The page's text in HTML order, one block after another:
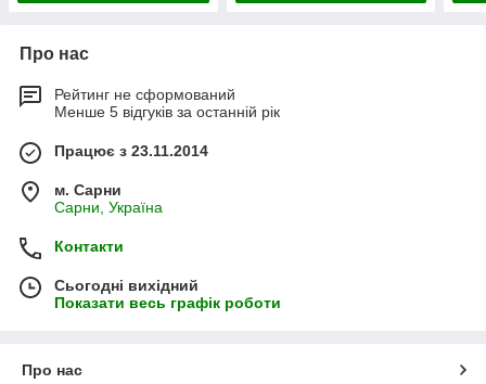
Про нас
Рейтинг не сформований
Менше 5 відгуків за останній рік
Працює з 23.11.2014
м. Сарни
Сарни, Україна
Контакти
Сьогодні вихідний
Показати весь графік роботи
Про нас